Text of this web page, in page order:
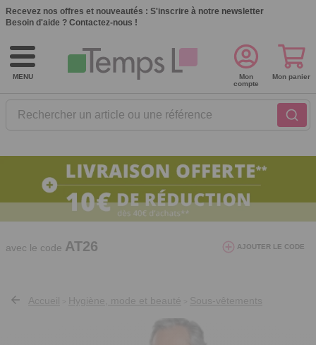
Recevez nos offres et nouveautés : S'inscrire à notre newsletter
Besoin d'aide ? Contactez-nous !
MENU
Rechercher un article ou une référence
Mon
compte
Mon panier
10€ de réduction dès 40€ d'achat. Offre
valable du 03/08/2026 au 12/08/2026.
avec le code AT26 AJOUTER LE CODE
Accueil Hygiène, mode et beauté Sous-vêtements